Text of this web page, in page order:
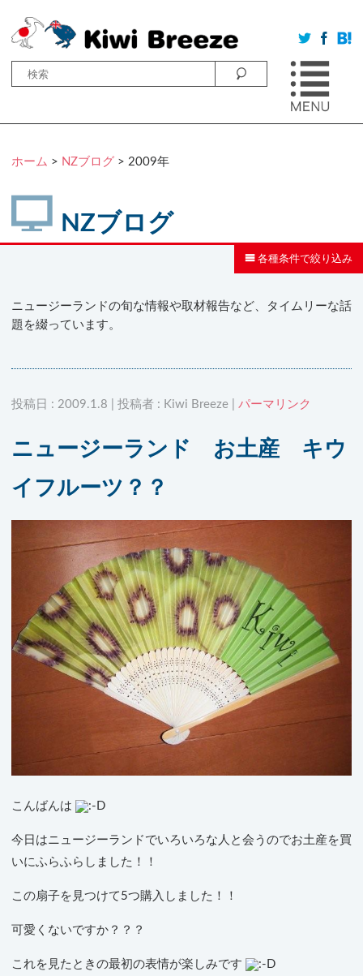
ホーム > NZブログ > 2009年
NZブログ
各種条件で絞り込み
ニュージーランドの旬な情報や取材報告など、タイムリーな話
題を綴っています。
投稿日 : 2009.1.8 | 投稿者 : Kiwi Breeze | パーマリンク
ニュージーランド お土産 キウ
イフルーツ？？
こんばんは
今日はニュージーランドでいろいろな人と会うのでお土産を買
いにふらふらしました！！
この扇子を見つけて5つ購入しました！！
可愛くないですか？？？
これを見たときの最初の表情が楽しみです